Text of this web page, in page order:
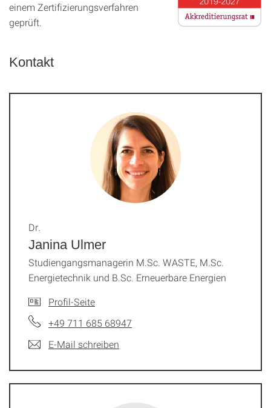
einem Zer­ti­fizier­ungs­ver­fahren
geprüft.
Kontakt
Janina Ulmer
Dr.
Studiengangsmanagerin M.Sc. WASTE, M.Sc.
Energietechnik und B.Sc. Erneuerbare Energien
Profil-Seite
+49 711 685 68947
E-Mail schreiben